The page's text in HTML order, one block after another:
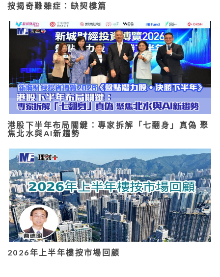
按揭奇難雜症：缺契樓篇
港股下半年布局關鍵：專家拆解「七翻身」真偽 聚
焦北水與AI新趨勢
2026年上半年樓按市場回顧